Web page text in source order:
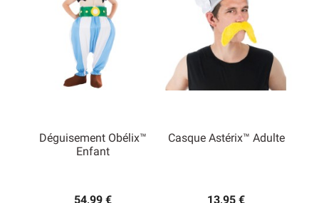
Déguisement Obélix™
Enfant
54,99 €
Casque Astérix™ Adulte
13,95 €